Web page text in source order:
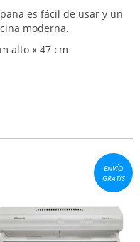
es fácil de usar y un
moderna.
alto x 47 cm
ENVÍO
GRATIS